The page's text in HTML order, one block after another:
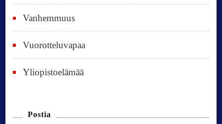
Vanhemmuus
Vuorotteluvapaa
Yliopistoelämää
Postia